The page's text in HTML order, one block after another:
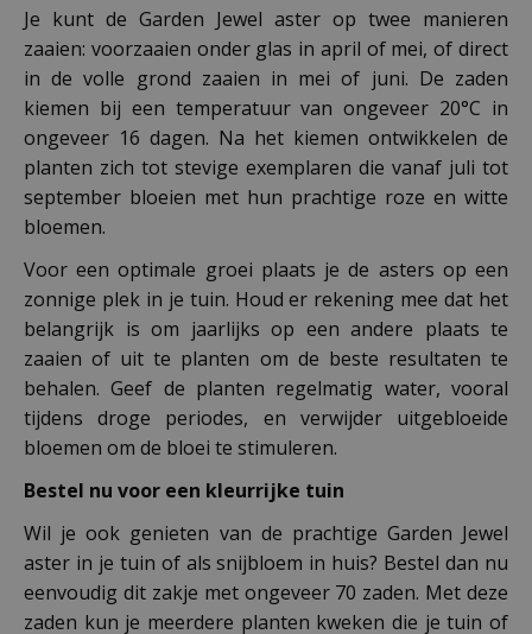
Je kunt de Garden Jewel aster op twee manieren
zaaien: voorzaaien onder glas in april of mei, of direct
in de volle grond zaaien in mei of juni. De zaden
kiemen bij een temperatuur van ongeveer 20°C in
ongeveer 16 dagen. Na het kiemen ontwikkelen de
planten zich tot stevige exemplaren die vanaf juli tot
september bloeien met hun prachtige roze en witte
bloemen.
Voor een optimale groei plaats je de asters op een
zonnige plek in je tuin. Houd er rekening mee dat het
belangrijk is om jaarlijks op een andere plaats te
zaaien of uit te planten om de beste resultaten te
behalen. Geef de planten regelmatig water, vooral
tijdens droge periodes, en verwijder uitgebloeide
bloemen om de bloei te stimuleren.
Bestel nu voor een kleurrijke tuin
Wil je ook genieten van de prachtige Garden Jewel
aster in je tuin of als snijbloem in huis? Bestel dan nu
eenvoudig dit zakje met ongeveer 70 zaden. Met deze
zaden kun je meerdere planten kweken die je tuin of